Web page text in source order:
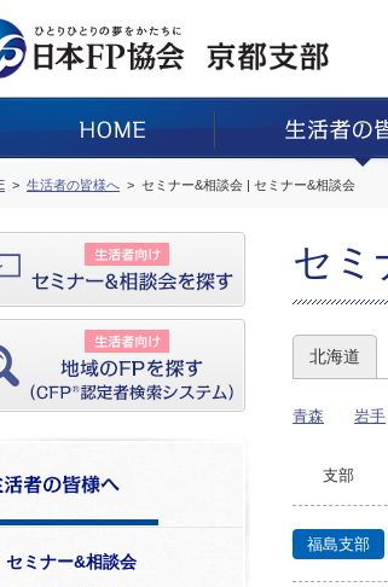
生活者の皆様へ セミナー&相談会 | セミナー&相談会
セミナー&相談会
セミ
北海道
青森 岩手
支部
福島支部